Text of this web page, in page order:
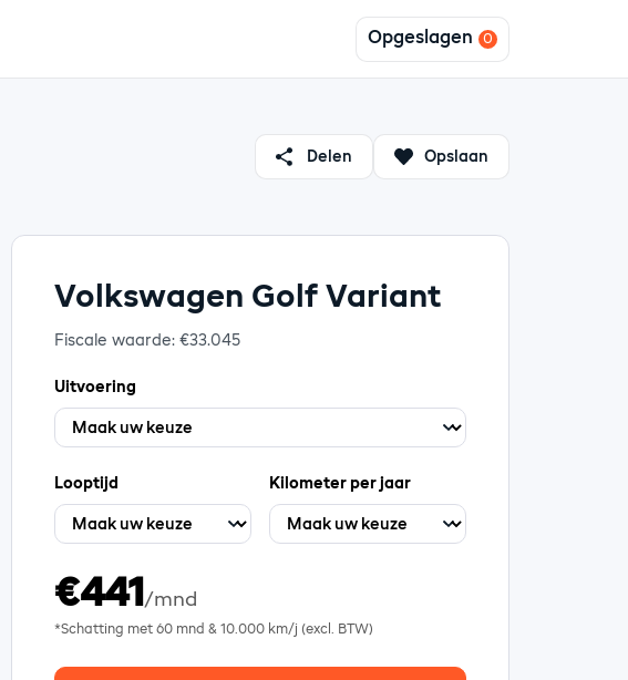
Opgeslagen
Delen Opslaan
Volkswagen Golf Variant
Fiscale waarde: €33.045
Uitvoering
Looptijd Kilometer per jaar
€441 /mnd
*Schatting met 60 mnd &10.000 km/j (excl. BTW)